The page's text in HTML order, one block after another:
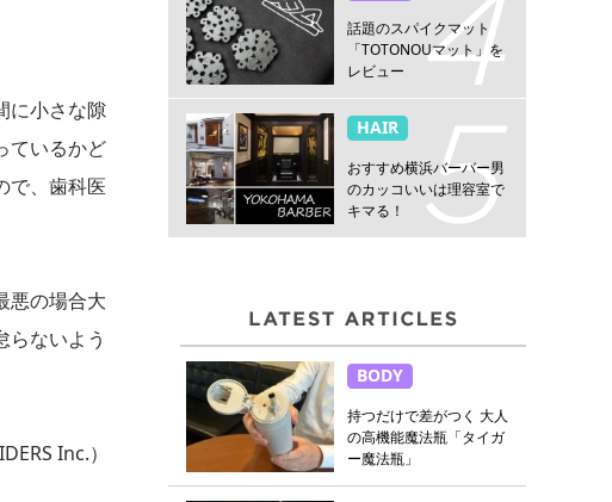
に小さな隙
ているかど
で、歯科医
悪の場合大
ないよう
Inc.）
話題のスパイクマット
「TOTONOUマット」を
レビュー
HAIR
おすすめ横浜バーバー男
のカッコいいは理容室で
キマる！
BODY
持つだけで差がつく 大人
の高機能魔法瓶「タイガ
ー魔法瓶」